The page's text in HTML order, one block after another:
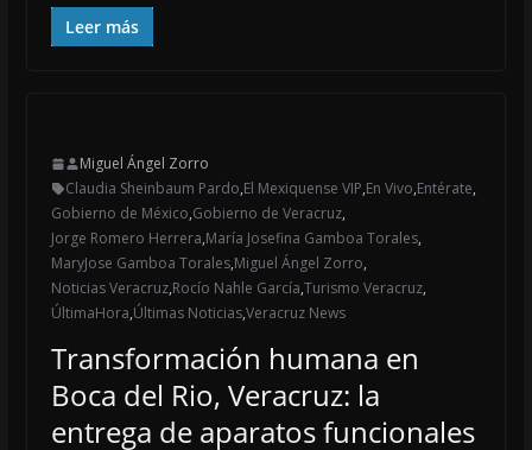
Leer más
Miguel Ángel Zorro
Claudia Sheinbaum Pardo,El Mexiquense VIP,En Vivo,Entérate,
Gobierno de México,Gobierno de Veracruz,
Jorge Romero Herrera,María Josefina Gamboa Torales,
MaryJose Gamboa Torales,Miguel Ángel Zorro,
Noticias Veracruz,Rocío Nahle García,Turismo Veracruz,
ÚltimaHora,Últimas Noticias,Veracruz News
Transformación humana en
Boca del Rio, Veracruz: la
entrega de aparatos funcionales